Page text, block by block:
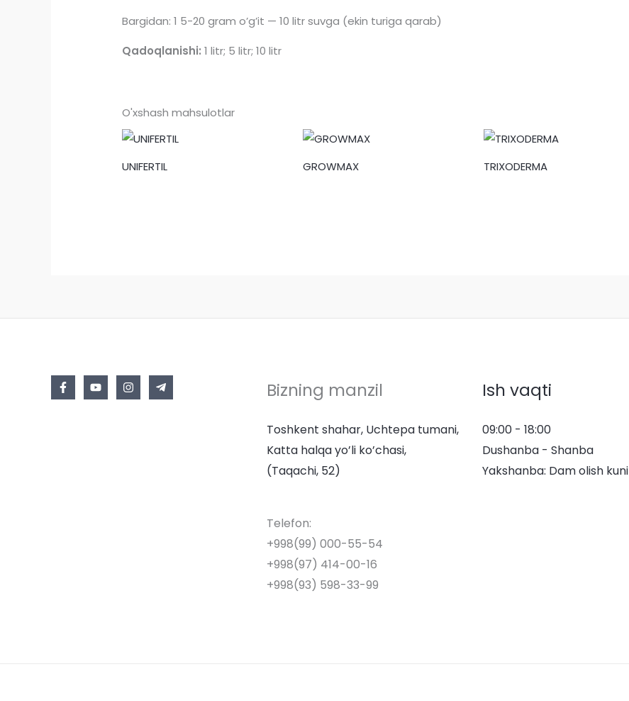
Bargidan: 1 5-20 gram o’g’it — 10 litr suvga (ekin turiga qarab)
Qadoqlanishi: 1 litr; 5 litr; 10 litr
O'xshash mahsulotlar
UNIFERTIL GROWMAX TRIXODERMA
Bizning manzil
Toshkent shahar, Uchtepa tumani,
Katta halqa yo’li ko’chasi,
(Taqachi, 52)
Telefon:
+998(99) 000-55-54
+998(97) 414-00-16
+998(93) 598-33-99
Ish vaqti
09:00 - 18:00
Dushanba - Shanba
Yakshanba: Dam olish kuni